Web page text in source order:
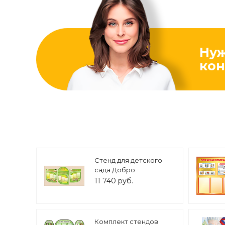
Стенд для детского
сада Добро
пожаловать 9
11 740 руб.
Комплект стендов